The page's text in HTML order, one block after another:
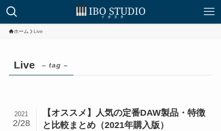
ホーム Live
Live – tag –
【オススメ】人気の定番DAW製品・特徴
と比較まとめ（2021年購入版）
2021
2/28